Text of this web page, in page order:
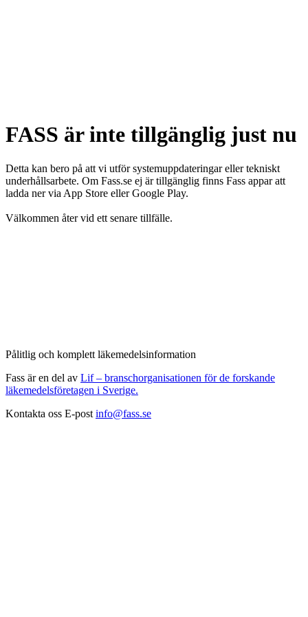
FASS är inte tillgänglig just nu
Detta kan bero på att vi utför systemuppdateringar eller tekniskt
underhållsarbete. Om Fass.se ej är tillgänglig finns Fass appar att
ladda ner via App Store eller Google Play.
Välkommen åter vid ett senare tillfälle.
Pålitlig och komplett läkemedelsinformation
Fass är en del av Lif – branschorganisationen för de forskande
läkemedelsföretagen i Sverige.
Kontakta oss E-post info@fass.se